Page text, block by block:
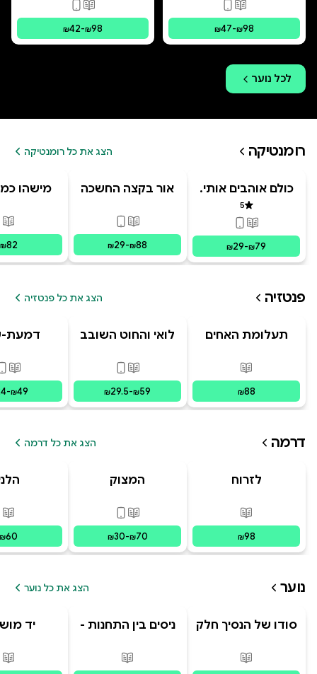
פורמטים זמינים מודפס, דיגיטלי
₪47-₪98
פורמטים זמינים
₪42-₪98
לכל נוער
רומנטיקה הצג את כל רומנטיקה
כולם אוהבים אותי.
מרחוק
5
דירוג 5 מתוך 5
פורמטים זמינים מודפס, דיגיטלי
₪29-₪79
אור בקצה החשכה
פורמטים זמינים מודפס,
₪29-₪88
מישהו
₪82
פנטזיה הצג את כל פנטזיה
תעלומת האחים
פורמטים זמינים
מודפס
₪88
לואי והחוט השובב
המרחפים
פורמטים זמינים
מודפס,
₪29.5-₪59
-₪49
דרמה הצג את כל דרמה
לזרוח
פורמטים זמינים
מודפס
₪98
המצוק
פורמטים זמינים מודפס,
₪30-₪70
₪60
נוער הצג את כל נוער
סודו של הנסיך חלק
הנסתר
פורמטים זמינים
מודפס
ניסים בין התחנות -
האבוד
פורמטים זמינים
מודפס
יד